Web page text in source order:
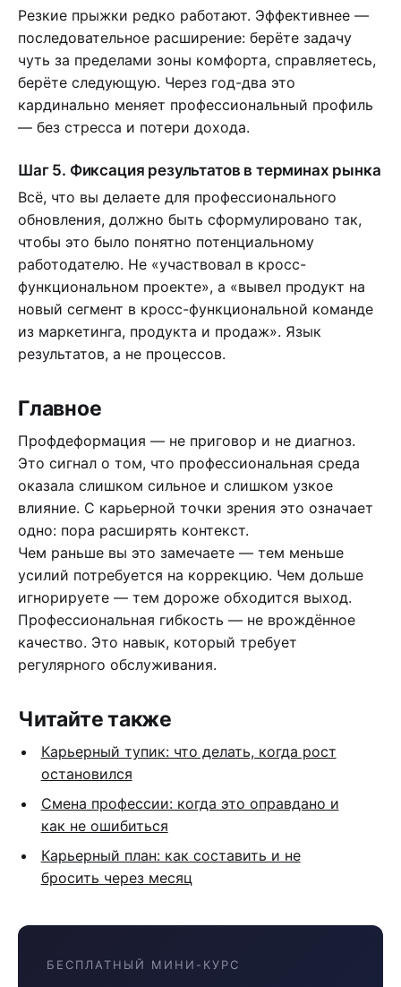
Резкие прыжки редко работают. Эффективнее —
последовательное расширение: берёте задачу
чуть за пределами зоны комфорта, справляетесь,
берёте следующую. Через год-два это
кардинально меняет профессиональный профиль
— без стресса и потери дохода.
Шаг 5. Фиксация результатов в терминах рынка
Всё, что вы делаете для профессионального
обновления, должно быть сформулировано так,
чтобы это было понятно потенциальному
работодателю. Не «участвовал в кросс-
функциональном проекте», а «вывел продукт на
новый сегмент в кросс-функциональной команде
из маркетинга, продукта и продаж». Язык
результатов, а не процессов.
Главное
Профдеформация — не приговор и не диагноз.
Это сигнал о том, что профессиональная среда
оказала слишком сильное и слишком узкое
влияние. С карьерной точки зрения это означает
одно: пора расширять контекст.
Чем раньше вы это замечаете — тем меньше
усилий потребуется на коррекцию. Чем дольше
игнорируете — тем дороже обходится выход.
Профессиональная гибкость — не врождённое
качество. Это навык, который требует
регулярного обслуживания.
Читайте также
Карьерный тупик: что делать, когда рост
остановился
Смена профессии: когда это оправдано и
как не ошибиться
Карьерный план: как составить и не
бросить через месяц
БЕСПЛАТНЫЙ МИНИ-КУРС